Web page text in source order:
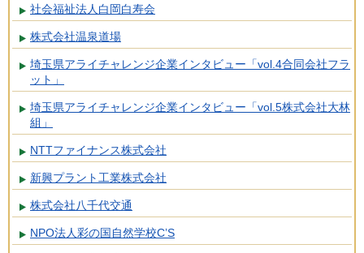
社会福祉法人白岡白寿会
株式会社温泉道場
埼玉県アライチャレンジ企業インタビュー「vol.4合同会社フラ
ット」
埼玉県アライチャレンジ企業インタビュー「vol.5株式会社大林
組」
NTTファイナンス株式会社
新興プラント工業株式会社
株式会社八千代交通
NPO法人彩の国自然学校C’S